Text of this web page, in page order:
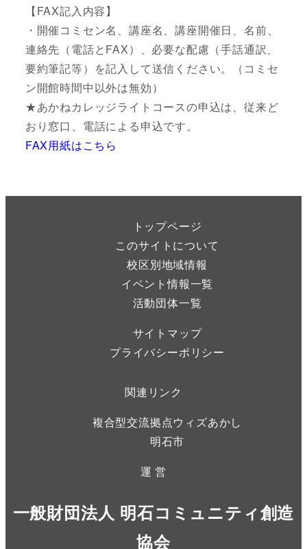
【FAX記入内容】
・開催コミセン名、講座名、講座開催日、名前、
連絡先（電話とFAX）、必要な配慮（手話通訳、
要約筆記等）を記入して送信ください。（コミセ
ン開館時間中以外は無効）
★あかねカレッジライトコースの申込は、従来ど
おり窓口、電話による申込です。
FAX用紙はこちら
トップページ
このサイトについて
校区別地域情報
イベント情報一覧
活動団体一覧
サイトマップ
プライバシーポリシー
関連リンク
複合型交流拠点ウィズあかし
明石市
運 営
一般財団法人 明石コミュニティ創造
協会